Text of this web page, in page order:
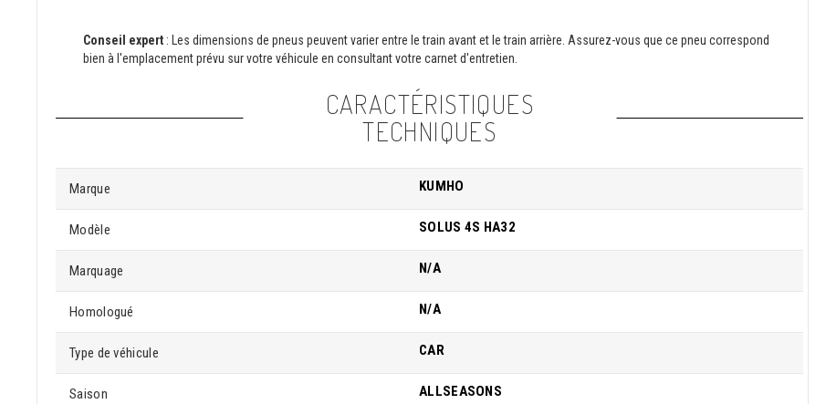
Conseil expert : Les dimensions de pneus peuvent varier entre le train avant et le train arrière. Assurez-vous que ce pneu correspond
bien à l'emplacement prévu sur votre véhicule en consultant votre carnet d'entretien.
CARACTÉRISTIQUES
TECHNIQUES
Marque KUMHO
Modèle SOLUS 4S HA32
Marquage N/A
Homologué N/A
Type de véhicule CAR
Saison ALLSEASONS